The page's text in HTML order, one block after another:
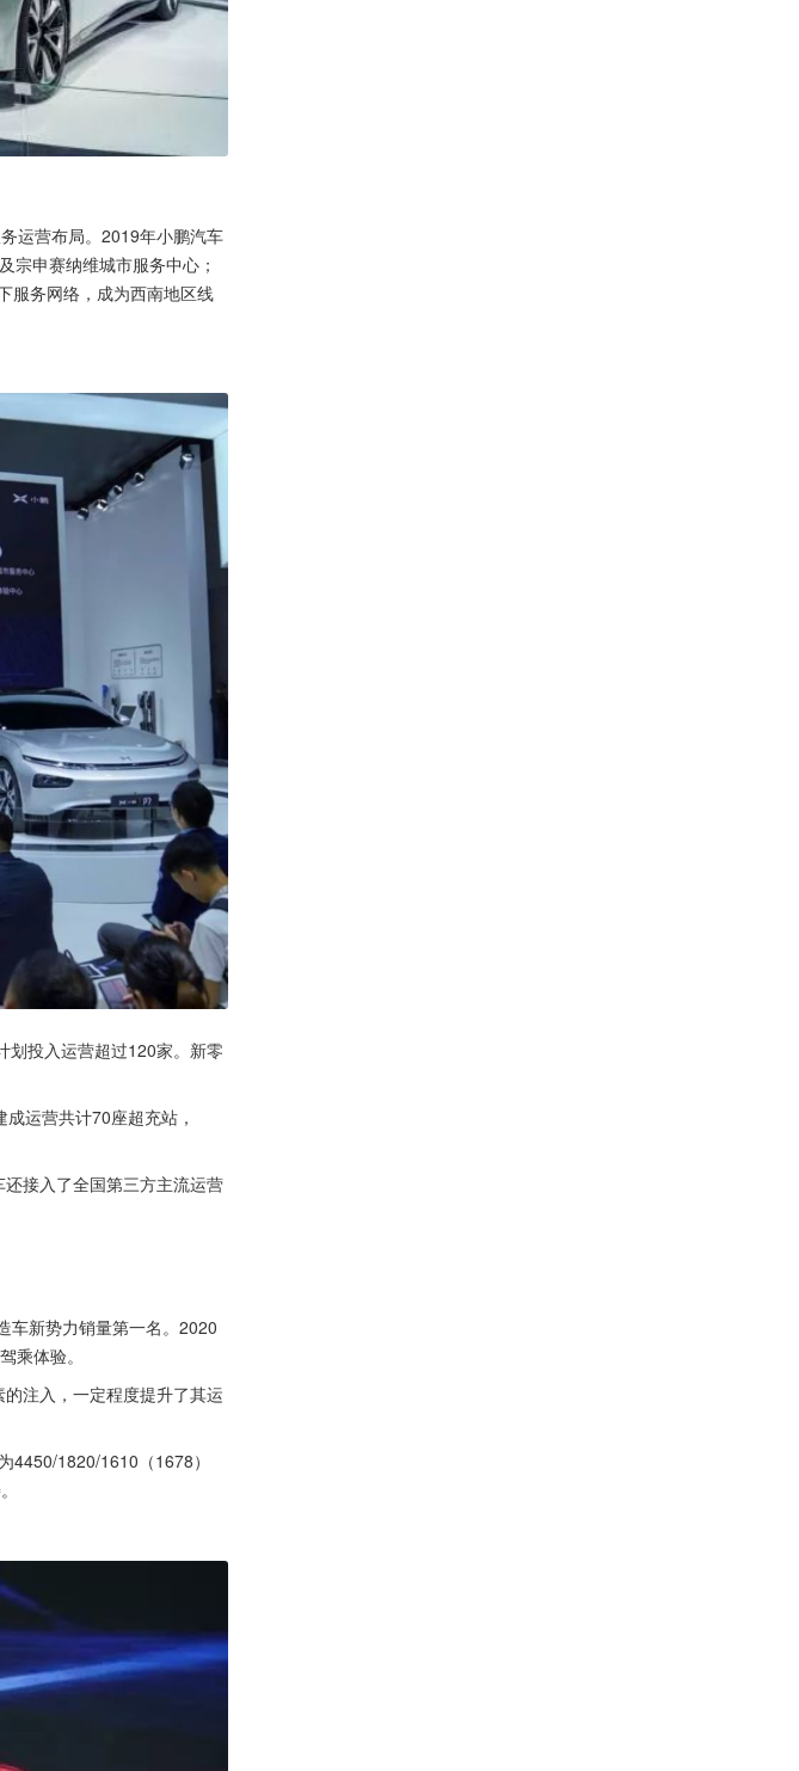
运营布局。2019年小鹏汽车
宗申赛纳维城市服务中心；
服务网络，成为西南地区线
划投入运营超过120家。新零
运营共计70座超充站，
接入了全国第三方主流运营
车新势力销量第一名。2020
乘体验。
注入，一定程度提升了其运
4450/1820/1610（1678）